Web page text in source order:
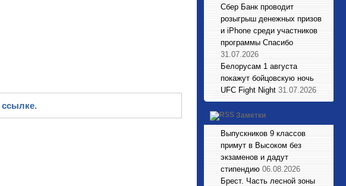
ссылке.
Сбер Банк проводит
розыгрыш денежных призов
и iPhone среди участников
программы Спасибо
31.07.2026
Белорусам 1 августа
покажут бойцовскую ночь
UFC Fight Night 31.07.2026
Заметки
Выпускников 9 классов
примут в Высоком без
экзаменов и дадут
стипендию 06.08.2026
Брест. Часть лесной зоны